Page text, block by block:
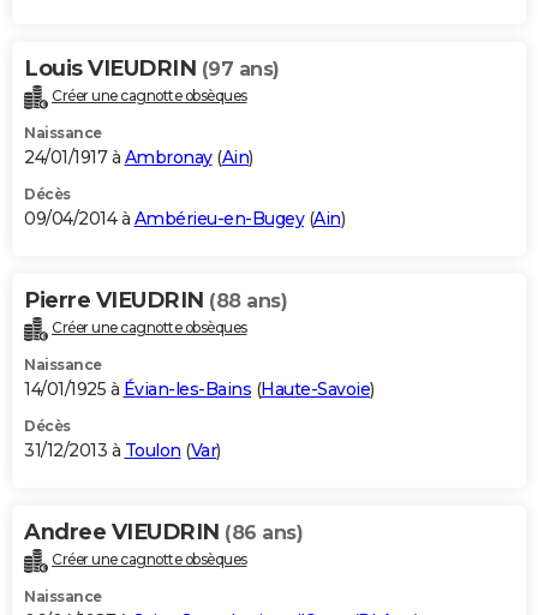
Louis VIEUDRIN (97 ans)
Créer une cagnotte obsèques
Naissance
24/01/1917 à Ambronay(Ain)
Décès
09/04/2014 à Ambérieu-en-Bugey(Ain)
Pierre VIEUDRIN (88 ans)
Créer une cagnotte obsèques
Naissance
14/01/1925 à Évian-les-Bains (Haute-Savoie)
Décès
31/12/2013 à Toulon (Var)
Andree VIEUDRIN (86 ans)
Créer une cagnotte obsèques
Naissance